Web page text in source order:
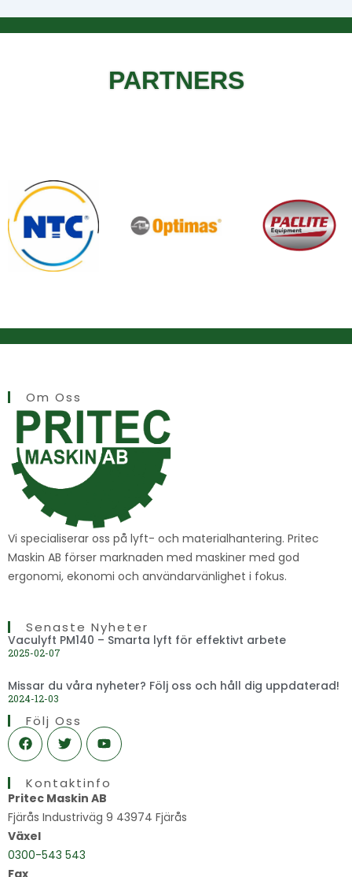
PARTNERS
Om Oss
Vi specialiserar oss på lyft- och materialhantering. Pritec
Maskin AB förser marknaden med maskiner med god
ergonomi, ekonomi och användarvänlighet i fokus.
Senaste Nyheter
Vaculyft PM140 – Smarta lyft för effektivt arbete
2025-02-07
Missar du våra nyheter? Följ oss och håll dig uppdaterad!
2024-12-03
Följ Oss
F
a
c
b
o
o
k
T
w
i
t
e
r
Y
o
u
u
b
e
Kontaktinfo
Pritec Maskin AB
Fjärås Industriväg 9 43974 Fjärås
Växel
0300-543 543
Fax